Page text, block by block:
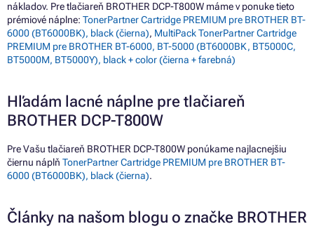
nákladov. Pre tlačiareň BROTHER DCP-T800W máme v ponuke tieto
prémiové náplne: TonerPartner Cartridge PREMIUM pre BROTHER BT-
6000 (BT6000BK), black (čierna), MultiPack TonerPartner Cartridge
PREMIUM pre BROTHER BT-6000, BT-5000 (BT6000BK, BT5000C,
BT5000M, BT5000Y), black + color (čierna + farebná)
Hľadám lacné náplne pre tlačiareň
BROTHER DCP-T800W
Pre Vašu tlačiareň BROTHER DCP-T800W ponúkame najlacnejšiu
čiernu náplň TonerPartner Cartridge PREMIUM pre BROTHER BT-
6000 (BT6000BK), black (čierna).
Články na našom blogu o značke BROTHER